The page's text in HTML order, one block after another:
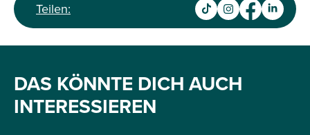
Teilen:
DAS KÖNNTE DICH AUCH
INTERESSIEREN